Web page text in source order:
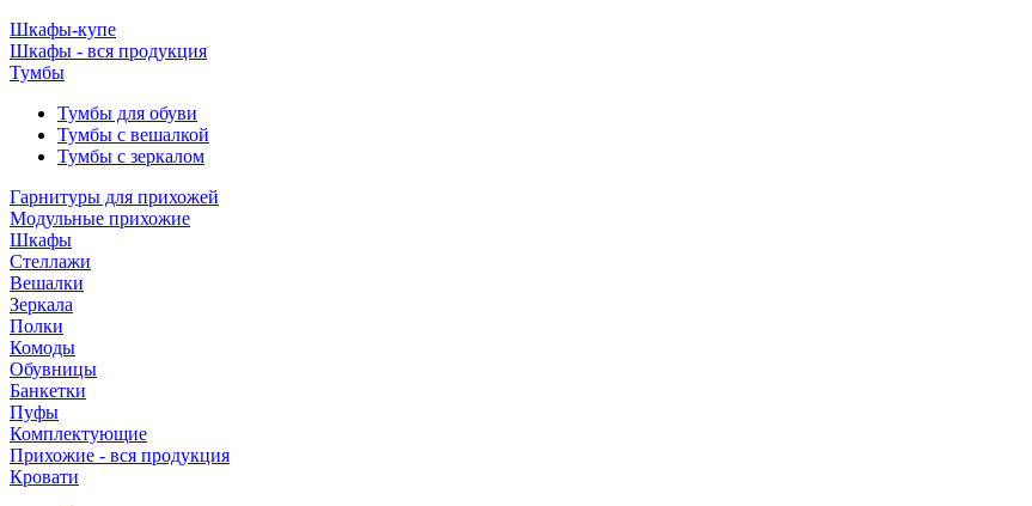
Шкафы-купе
Шкафы - вся продукция
Тумбы
Тумбы для обуви
Тумбы с вешалкой
Тумбы с зеркалом
Гарнитуры для прихожей
Модульные прихожие
Шкафы
Стеллажи
Вешалки
Зеркала
Полки
Комоды
Обувницы
Банкетки
Пуфы
Комплектующие
Прихожие - вся продукция
Кровати